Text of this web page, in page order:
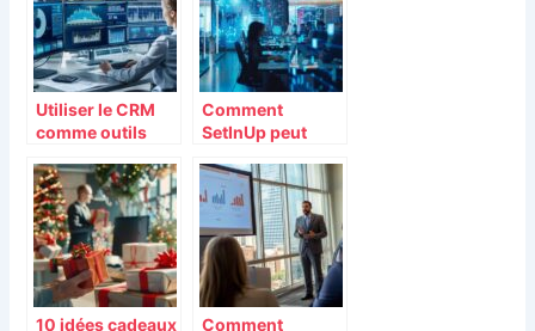
Utiliser le CRM
comme outils
Comment
SetInUp peut
gestion de votre
entreprise
10 idées cadeaux Comment